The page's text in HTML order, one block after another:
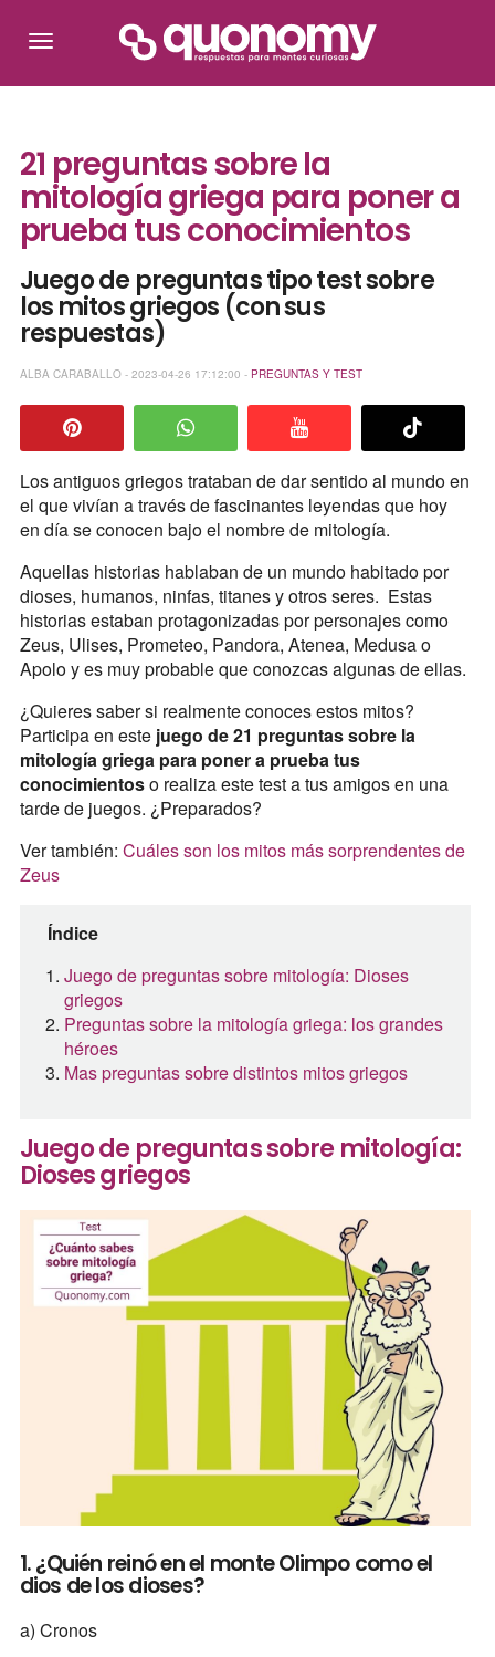
21 preguntas sobre la
mitología griega para poner a
prueba tus conocimientos
Juego de preguntas tipo test sobre
los mitos griegos (con sus
respuestas)
ALBA CARABALLO - 2023-04-26 17:12:00 - PREGUNTAS Y TEST
Los antiguos griegos trataban de dar sentido al mundo en
el que vivían a través de fascinantes leyendas que hoy
en día se conocen bajo el nombre de mitología.
Aquellas historias hablaban de un mundo habitado por
dioses, humanos, ninfas, titanes y otros seres. Estas
historias estaban protagonizadas por personajes como
Zeus, Ulises, Prometeo, Pandora, Atenea, Medusa o
Apolo y es muy probable que conozcas algunas de ellas.
¿Quieres saber si realmente conoces estos mitos?
Participa en este juego de 21 preguntas sobre la
mitología griega para poner a prueba tus
conocimientoso realiza este test a tus amigos en una
tarde de juegos. ¿Preparados?
Ver también: Cuáles son los mitos más sorprendentes de
Zeus
Índice
Juego de preguntas sobre mitología: Dioses
griegos
Preguntas sobre la mitología griega: los grandes
héroes
Mas preguntas sobre distintos mitos griegos
Juego de preguntas sobre mitología:
Dioses griegos
1. ¿Quién reinó en el monte Olimpo como el
dios de los dioses?
a) Cronos